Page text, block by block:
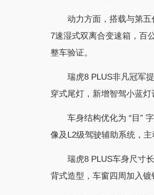
动力方面，搭载与第
7速湿式双离合变速箱，百
整车验证。
瑞虎8 PLUS非凡冠军
穿式尾灯，新增智驾小蓝
车身结构优化为 “目”
像及L2级驾驶辅助系统，主
瑞虎8 PLUS车身尺寸
背式造型，车窗四周加入镀